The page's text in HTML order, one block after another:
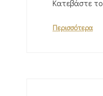
Κατεβάστε
Περισσότερα